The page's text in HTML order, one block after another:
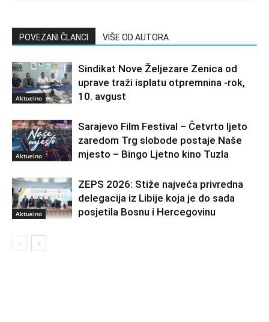
POVEZANI ČLANCI VIŠE OD AUTORA
Aktuelno
Sindikat Nove Željezare Zenica od
uprave traži isplatu otpremnina -rok,
10. avgust
Aktuelno
Sarajevo Film Festival – Četvrto ljeto
zaredom Trg slobode postaje Naše
mjesto – Bingo Ljetno kino Tuzla
Aktuelno
ZEPS 2026: Stiže najveća privredna
delegacija iz Libije koja je do sada
posjetila Bosnu i Hercegovinu